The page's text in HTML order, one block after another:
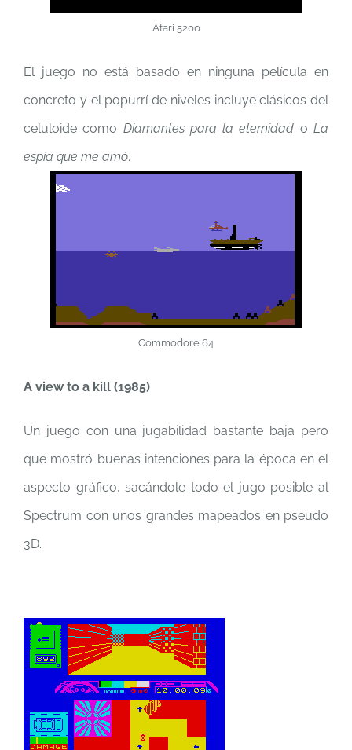
Atari 5200
El juego no está basado en ninguna película en
concreto y el popurrí de niveles incluye clásicos del
celuloide como Diamantes para la eternidad oLa
espía que me amó.
Commodore 64
A view to a kill (1985)
Un juego con una jugabilidad bastante baja pero
que mostró buenas intenciones para la época en el
aspecto gráfico, sacándole todo el jugo posible al
Spectrum con unos grandes mapeados en pseudo
3D.